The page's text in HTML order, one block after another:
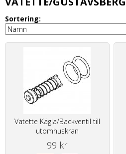
Sortering:
Vatette Kägla/Backventil till
utomhuskran
99 kr